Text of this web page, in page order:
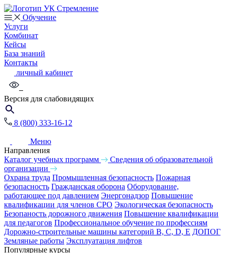
Обучение
Услуги
Комбинат
Кейсы
База знаний
Контакты
личный кабинет
Версия для слабовидящих
8 (800) 333-16-12
Меню
Направления
Каталог учебных программ
Сведения об образовательной
организации
Охрана труда Промышленная безопасность Пожарная
безопасность Гражданская оборона Оборудование,
работающее под давлением Энергонадзор Повышение
квалификации для членов СРО Экологическая безопасность
Безопаность дорожного движения Повышение квалификации
для педагогов Профессиональное обучение по профессиям
Дорожно-строительные машины категорий B, C, D, E ДОПОГ
Земляные работы Эксплуатация лифтов
Популярные курсы